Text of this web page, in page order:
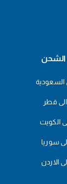
السعودية
قطر
الكويت
سوريا
الاردن